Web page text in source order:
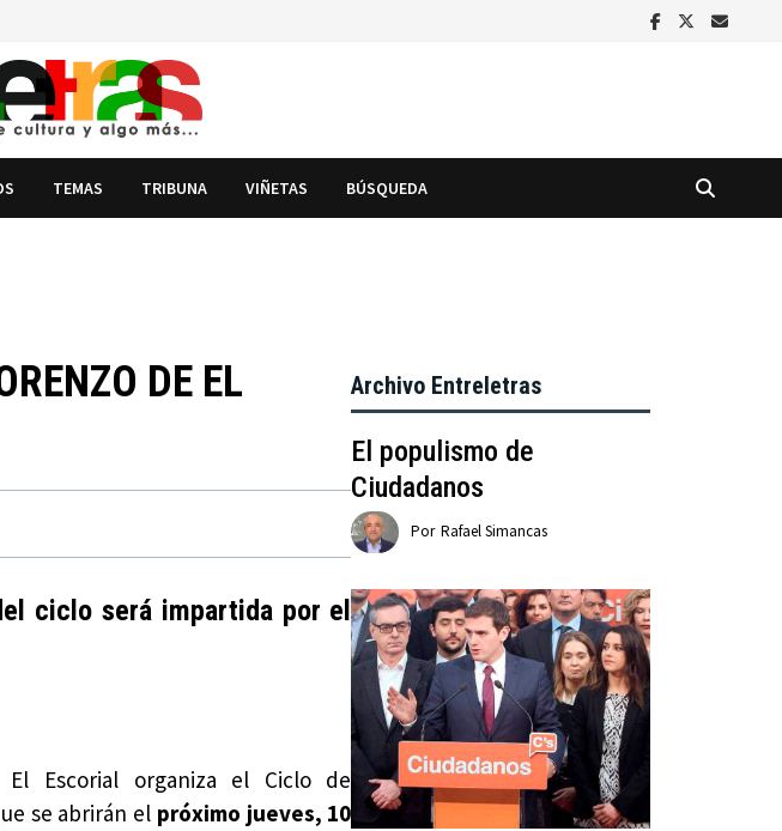
TEMAS TRIBUNA VIÑETAS BÚSQUEDA
DE EL
ciclo será impartida por el
Escorial organiza el Ciclo de
se abrirán el próximo jueves, 10
Archivo Entreletras
El populismo de
Ciudadanos
Por Rafael Simancas